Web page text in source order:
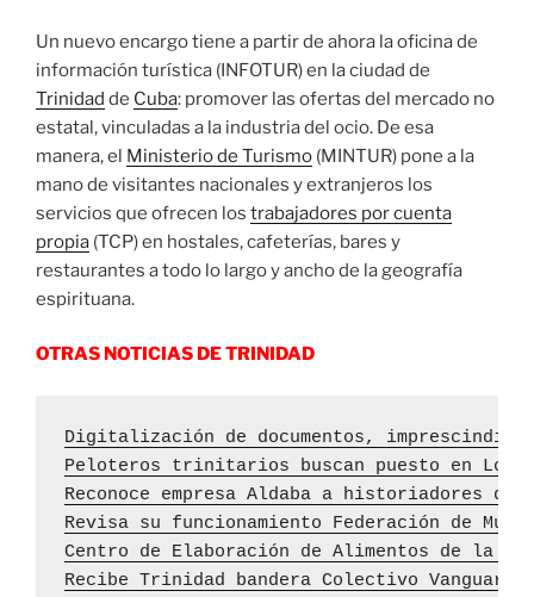
superar
el
bloqueo»
Un nuevo encargo tiene a partir de ahora la oficina de
información turística (INFOTUR) en la ciudad de
Trinidad de Cuba: promover las ofertas del mercado no
estatal, vinculadas a la industria del ocio. De esa
manera, el Ministerio de Turismo (MINTUR) pone a la
mano de visitantes nacionales y extranjeros los
servicios que ofrecen los trabajadores por cuenta
propia (TCP) en hostales, cafeterías, bares y
restaurantes a todo lo largo y ancho de la geografía
espirituana.
OTRAS NOTICIAS DE TRINIDAD
Digitalización de documentos,
Peloteros trinitarios buscan puesto en Los
Reconoce empresa Aldaba a historiadores de
Revisa su funcionamiento Federación de
Centro de Elaboración de Alimentos de la
Recibe Trinidad bandera Colectivo